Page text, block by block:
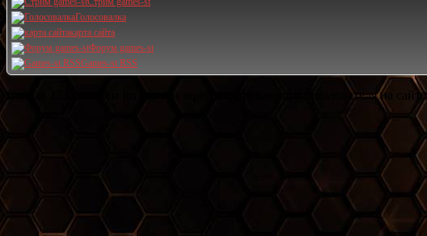
Голосовалка
карта сайта
Форум games-st
Games-st RSS
Сейчас 153 гостей и ни одного зарегистрированного пользователя на сайте